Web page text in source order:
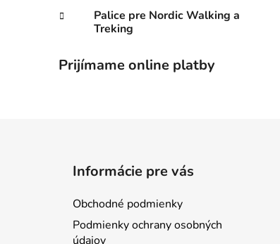
Palice pre Nordic Walking a
Treking
Prijímame online platby
Informácie pre vás
Obchodné podmienky
Podmienky ochrany osobných
údajov